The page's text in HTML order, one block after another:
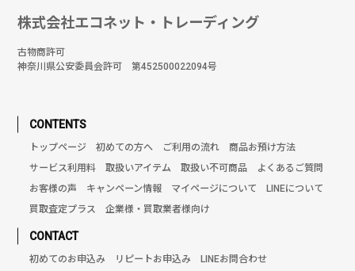
株式会社エコネット・トレーディング
古物商許可
神奈川県公安委員会許可 第452500022094号
CONTENTS
トップページ 初めての方へ ご利用の流れ
商品お預け方法
サービス利用料
取扱いアイテム 取扱い不可商品
よくあるご質問
お客様の声
キャンペーン情報 マイページについて
LINEについて
買取査定プラス
企業様・買取業者様向け
CONTACT
初めてのお申込み リピートお申込み
LINEお問合わせ